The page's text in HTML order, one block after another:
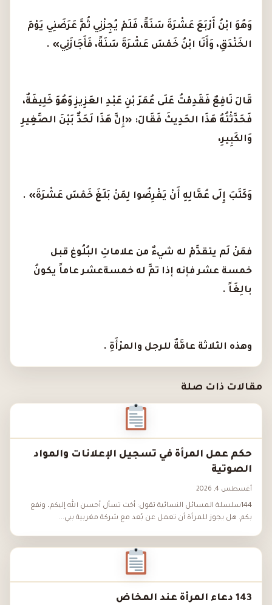
وَهُوَ ابْنُ أَرْبَعَ عَشْرَةَ سَنَةً، فَلَمْ يُجِزْنِي ثُمَّ عَرَضَنِي يَوْمَ
الخَنْدَقِ، وَأَنَا ابْنُ خَمْسَ عَشْرَةَ سَنَةً، فَأَجَازَنِي» .
قَالَ نَافِعٌ فَقَدِمْتُ عَلَى عُمَرَ بْنِ عَبْدِ العَزِيزِ وَهُوَ خَلِيفَةٌ،
فَحَدَّثْتُهُ هَذَا الحَدِيثَ فَقَالَ: «إِنَّ هَذَا لَحَدٌّ بَيْنَ الصَّغِيرِ
وَالكَبِيرِ،
وَكَتَبَ إِلَى عُمَّالِهِ أَنْ يَفْرِضُوا لِمَنْ بَلَغَ خَمْسَ عَشْرَةَ» .
فمَنْ لَم يتقدَّمْ له شيءٌ من علاماتِ البُلُوغ قبل
خمسة عشر فإنه إذا تمَّ له خمسةعشر عاماً يكونُ
بالِغَاً .
وهذه الثلاثة عامَّةٌ للرجل والمرْأَةِ .
مقالات ذات صلة
حكم عمل المرأة في تسجيل الإعلانات والمواد
الصوتية
أغسطس 4, 2026
144سلسلة المسائل النسائية تقول: أخت تسأل أحسن الله إليكم، ونفع
بكم. هل يجوز للمرأة أن تعمل عن بُعد مع شركة مغربية ببي...
143 دعاء المرأة عند المخاض